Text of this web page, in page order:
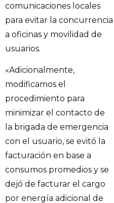
comunicaciones locales
para evitar la concurrencia
a oficinas y movilidad de
usuarios.
«Adicionalmente,
modificamos el
procedimiento para
minimizar el contacto de
la brigada de emergencia
con el usuario, se evitó la
facturación en base a
consumos promedios y se
dejó de facturar el cargo
por energía adicional de